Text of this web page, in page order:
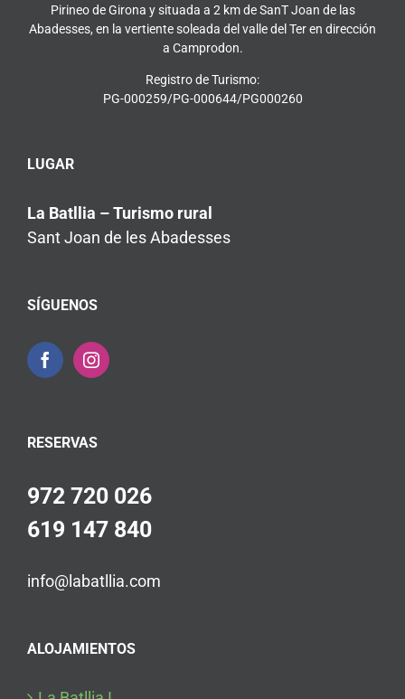
Pirineo de Girona y situada a 2 km de SanT Joan de las
Abadesses, en la vertiente soleada del valle del Ter en dirección
a Camprodon.
Registro de Turismo:
PG-000259/PG-000644/PG000260
LUGAR
La Batllia – Turismo rural
Sant Joan de les Abadesses
SÍGUENOS
RESERVAS
972 720 026
619 147 840
info@labatllia.com
ALOJAMIENTOS